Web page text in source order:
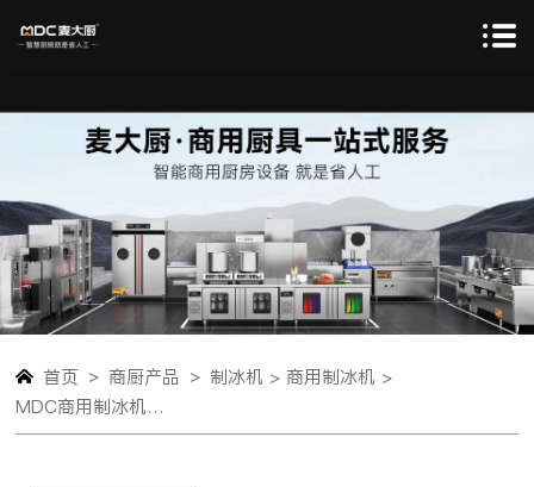
首页 > 商厨产品 > 制冰机 > 商用制冰机 >
MDC商用制冰机分体水冷款方冰机156冰格